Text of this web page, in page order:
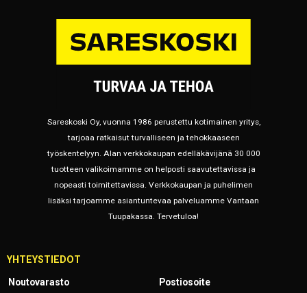
Sareskoski Oy, vuonna 1986 perustettu kotimainen yritys,
tarjoaa ratkaisut turvalliseen ja tehokkaaseen
työskentelyyn. Alan verkkokaupan edelläkävijänä 30 000
tuotteen valikoimamme on helposti saavutettavissa ja
nopeasti toimitettavissa. Verkkokaupan ja puhelimen
lisäksi tarjoamme asiantuntevaa palveluamme Vantaan
Tuupakassa. Tervetuloa!
YHTEYSTIEDOT
Noutovarasto Postiosoite